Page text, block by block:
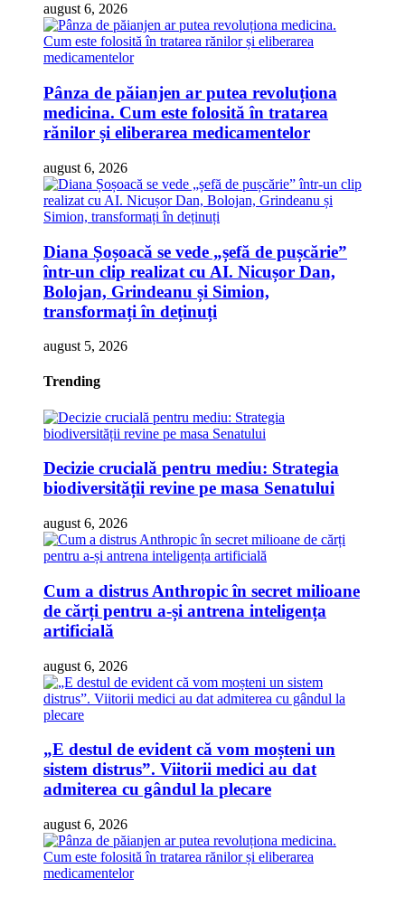
august 6, 2026
Pânza de păianjen ar putea revoluționa
medicina. Cum este folosită în tratarea
rănilor și eliberarea medicamentelor
august 6, 2026
Diana Șoșoacă se vede „șefă de pușcărie”
într-un clip realizat cu AI. Nicușor Dan,
Bolojan, Grindeanu și Simion,
transformați în deținuți
august 5, 2026
Trending
Decizie crucială pentru mediu: Strategia
biodiversității revine pe masa Senatului
august 6, 2026
Cum a distrus Anthropic în secret milioane
de cărți pentru a-și antrena inteligența
artificială
august 6, 2026
„E destul de evident că vom moșteni un
sistem distrus”. Viitorii medici au dat
admiterea cu gândul la plecare
august 6, 2026